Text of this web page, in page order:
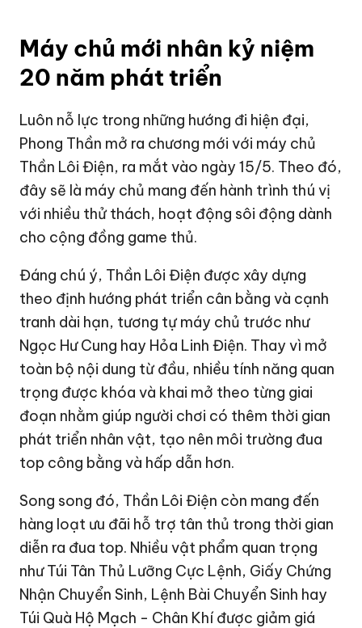
Máy chủ mới nhân kỷ niệm
20 năm phát triển
Luôn nỗ lực trong những hướng đi hiện đại,
Phong Thần mở ra chương mới với máy chủ
Thần Lôi Điện, ra mắt vào ngày 15/5. Theo đó,
đây sẽ là máy chủ mang đến hành trình thú vị
với nhiều thử thách, hoạt động sôi động dành
cho cộng đồng game thủ.
Đáng chú ý, Thần Lôi Điện được xây dựng
theo định hướng phát triển cân bằng và cạnh
tranh dài hạn, tương tự máy chủ trước như
Ngọc Hư Cung hay Hỏa Linh Điện. Thay vì mở
toàn bộ nội dung từ đầu, nhiều tính năng quan
trọng được khóa và khai mở theo từng giai
đoạn nhằm giúp người chơi có thêm thời gian
phát triển nhân vật, tạo nên môi trường đua
top công bằng và hấp dẫn hơn.
Song song đó, Thần Lôi Điện còn mang đến
hàng loạt ưu đãi hỗ trợ tân thủ trong thời gian
diễn ra đua top. Nhiều vật phẩm quan trọng
như Túi Tân Thủ Lưỡng Cực Lệnh, Giấy Chứng
Nhận Chuyển Sinh, Lệnh Bài Chuyển Sinh hay
Túi Quà Hộ Mạch - Chân Khí được giảm giá